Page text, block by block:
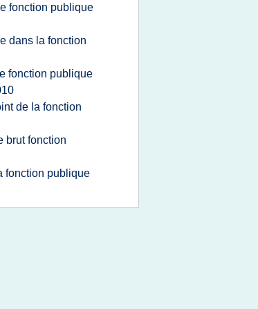
fonction publique
dans la fonction
fonction publique
de la fonction
brut fonction
fonction publique